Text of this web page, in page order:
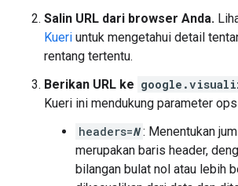
Salin URL dari browser Anda.
Kueri untuk mengetahui detail
rentang tertentu.
Berikan URL ke
Kueri ini mendukung parameter
headers=N : Menentukan
merupakan baris header,
bilangan bulat nol atau lebih